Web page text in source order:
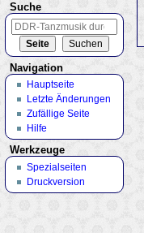
Suche
Navigation
Hauptseite
Letzte Änderungen
Zufällige Seite
Hilfe
Werkzeuge
Spezialseiten
Druckversion